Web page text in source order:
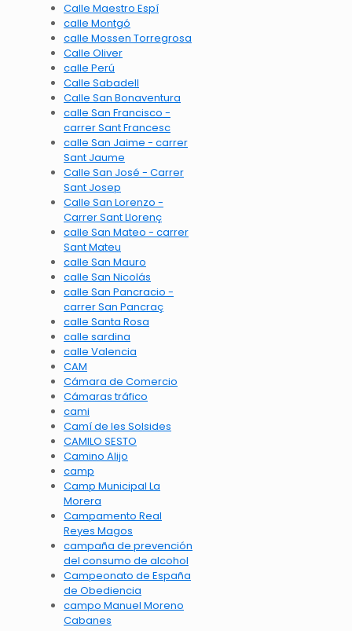
Calle Maestro Espí
calle Montgó
calle Mossen Torregrosa
Calle Oliver
calle Perú
Calle Sabadell
Calle San Bonaventura
calle San Francisco -
carrer Sant Francesc
calle San Jaime - carrer
Sant Jaume
Calle San José - Carrer
Sant Josep
Calle San Lorenzo -
Carrer Sant Llorenç
calle San Mateo - carrer
Sant Mateu
calle San Mauro
calle San Nicolás
calle San Pancracio -
carrer San Pancraç
calle Santa Rosa
calle sardina
calle Valencia
CAM
Cámara de Comercio
Cámaras tráfico
cami
Camí de les Solsides
CAMILO SESTO
Camino Alijo
camp
Camp Municipal La
Morera
Campamento Real
Reyes Magos
campaña de prevención
del consumo de alcohol
Campeonato de España
de Obediencia
campo Manuel Moreno
Cabanes